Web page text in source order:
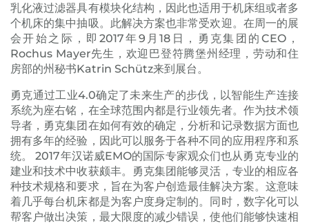
乳化液过滤器具有模块化结构，因此也适用于机床组或者多
个机床的集中抽吸。此解决方案也非常受欢迎。在周一的展
会开始之际，即2017年9月18日，勇克集团的CEO，
Rochus Mayer先生，欢迎巴登符腾堡州经理，劳动和住
房部的州秘书Katrin Schütz来到展台。
勇克通过工业4.0确定了未来生产的步伐，以智能生产连接
系统为座右铭，在全球范围内都是行业领先者。作为技术领
导者，勇克集团在如何有效的确定，分析和记录数据方面也
拥有多年的经验，因此可以服务于各种不同的应用程序和系
统。 2017年汉诺威EMO的国际专家观众们也从勇克专业的
建业和技术中收获颇丰。勇克集团能够灵活，专业的相应各
种技术规格和要求，旨在为客户创造最佳解决方案。这意味
着几乎每台机床都是为客户度身定制的。同时，数字化可以
帮客户做出决策，最大限度的减少错误，使他们能够快速相